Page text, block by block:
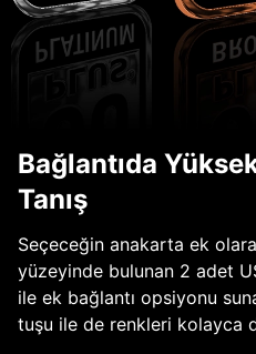
Bağlantıda
Tanış
Seçeceğin anakarta ek
yüzeyinde bulunan 2 adet
ile ek bağlantı opsiyonu
tuşu ile de renkleri kolayca